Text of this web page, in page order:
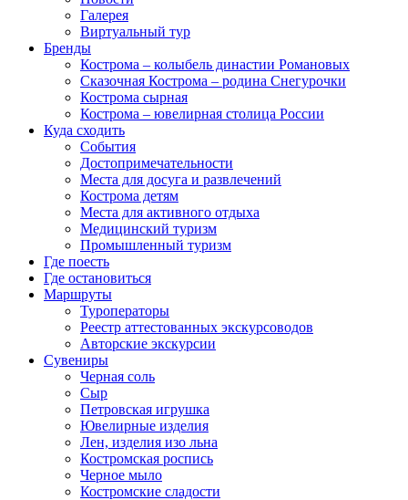
Галерея
Виртуальный тур
Бренды
Кострома – колыбель династии Романовых
Сказочная Кострома – родина Снегурочки
Кострома сырная
Кострома – ювелирная столица России
Куда сходить
События
Достопримечательности
Места для досуга и развлечений
Кострома детям
Места для активного отдыха
Медицинский туризм
Промышленный туризм
Где поесть
Где остановиться
Маршруты
Туроператоры
Реестр аттестованных экскурсоводов
Авторские экскурсии
Сувениры
Черная соль
Сыр
Петровская игрушка
Ювелирные изделия
Лен, изделия изо льна
Костромская роспись
Черное мыло
Костромские сладости